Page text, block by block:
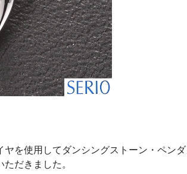
を使用してダンシングストーン・ペンダ
だきました。